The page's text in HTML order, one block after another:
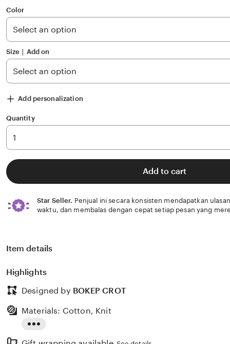
5
stars
Color
Size ∣ Add on
Add personalization
Quantity
Add to cart
Star Seller. Penjual ini secara konsisten mendapatkan
waktu, dan membalas dengan cepat setiap pesan yang
Item details
Highlights
Designed by BOKEP CROT
Materials: Cotton, Knit